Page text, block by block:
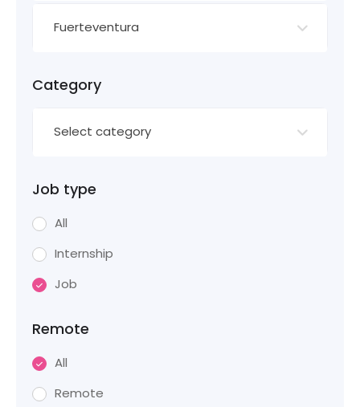
Fuerteventura
Category
Select category
Job type
All
Internship
Job
Remote
All
Remote